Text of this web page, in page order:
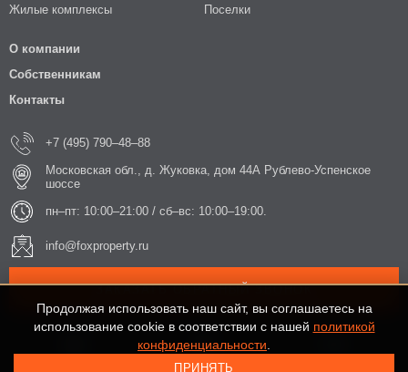
Жилые комплексы
Поселки
О компании
Собственникам
Контакты
+7 (495) 790–48–88
Московская обл., д. Жуковка, дом 44А Рублево-Успенское
шоссе
пн–пт: 10:00–21:00 / сб–вс: 10:00–19:00.
info@foxproperty.ru
ЗАКАЗАТЬ ОБРАТНЫЙ ЗВОНОК
Продолжая использовать наш сайт, вы соглашаетесь на
использование cookie в соответствии с нашей политикой
конфиденциальности
ПРИНЯТЬ